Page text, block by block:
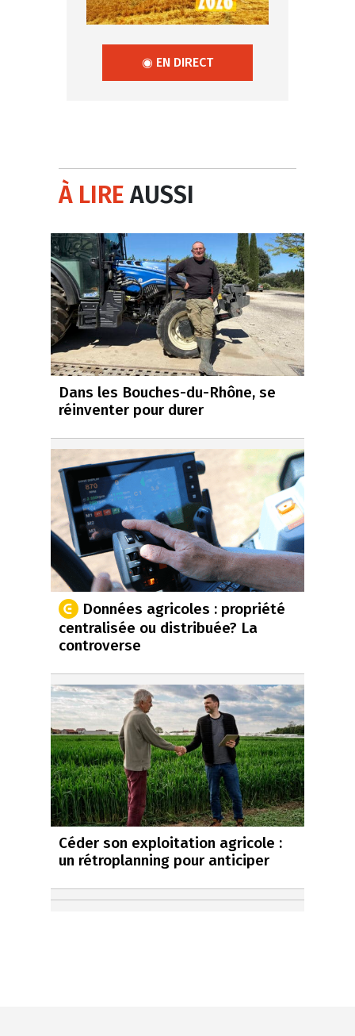
◉ EN DIRECT
À LIREAUSSI
Dans les Bouches-du-Rhône, se
réinventer pour durer
Données agricoles : propriété
centralisée ou distribuée? La
controverse
Céder son exploitation agricole :
un rétroplanning pour anticiper